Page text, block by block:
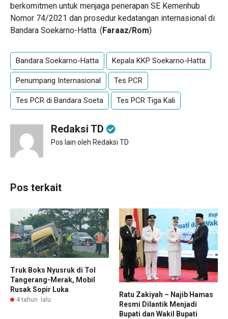
berkomitmen untuk menjaga penerapan SE Kemenhub
Nomor 74/2021 dan prosedur kedatangan internasional di
Bandara Soekarno-Hatta. (Faraaz/Rom)
Bandara Soekarno-Hatta Kepala KKP Soekarno-Hatta
Penumpang Internasional Tes PCR
Tes PCR di Bandara Soeta Tes PCR Tiga Kali
Redaksi TD
Pos lain oleh Redaksi TD
Pos terkait
Truk Boks Nyusruk di Tol
Tangerang-Merak, Mobil
Rusak Sopir Luka
4 tahun lalu
Ratu Zakiyah – Najib Hamas
Resmi Dilantik Menjadi
Bupati dan Wakil Bupati